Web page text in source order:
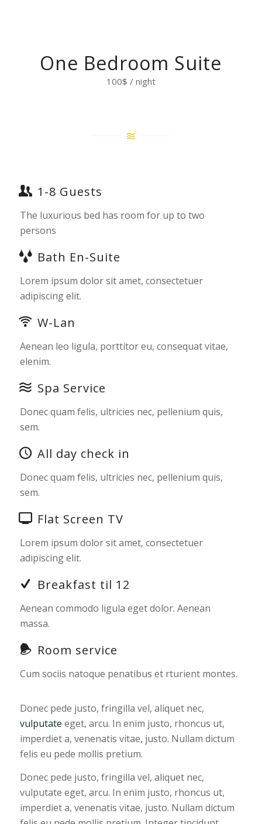
One Bedroom Suite
100$ / night
1-8 Guests
The luxurious bed has room for up to two
persons
Bath En-Suite
Lorem ipsum dolor sit amet, consectetuer
adipiscing elit.
W-Lan
Aenean leo ligula, porttitor eu, consequat vitae,
elenim.
Spa Service
Donec quam felis, ultricies nec, pellenium quis,
sem.
All day check in
Donec quam felis, ultricies nec, pellenium quis,
sem.
Flat Screen TV
Lorem ipsum dolor sit amet, consectetuer
adipiscing elit.
Breakfast til 12
Aenean commodo ligula eget dolor. Aenean
massa.
Room service
Cum sociis natoque penatibus et rturient montes.
Donec pede justo, fringilla vel, aliquet nec,
vulputate eget, arcu. In enim justo, rhoncus ut,
imperdiet a, venenatis vitae, justo. Nullam dictum
felis eu pede mollis pretium.
Donec pede justo, fringilla vel, aliquet nec,
vulputate eget, arcu. In enim justo, rhoncus ut,
imperdiet a, venenatis vitae, justo. Nullam dictum